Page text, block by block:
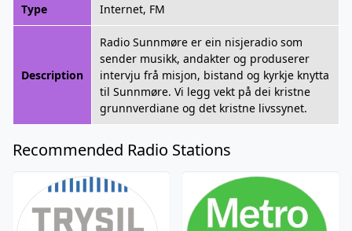
Type Internet, FM
Description
Radio Sunnmøre er ein nisjeradio som
sender musikk, andakter og produserer
intervju frå misjon, bistand og kyrkje knytta
til Sunnmøre. Vi legg vekt på dei kristne
grunnverdiane og det kristne livssynet.
Recommended Radio Stations